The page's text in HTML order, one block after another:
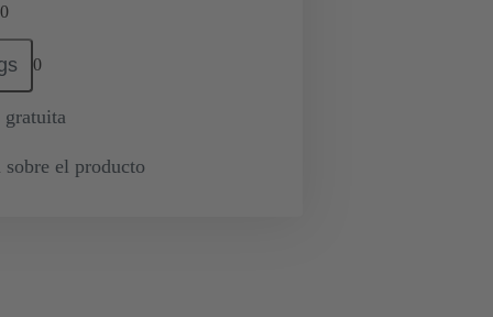
0
0
gratuita
sobre el producto